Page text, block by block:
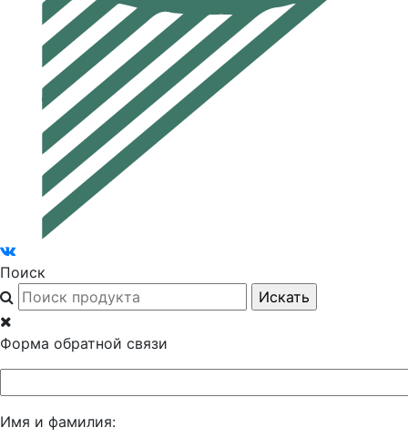
Поиск
Форма обратной связи
Имя и фамилия: